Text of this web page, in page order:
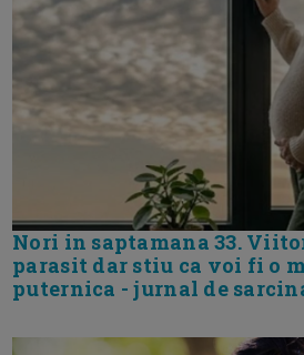
Nori in saptamana 33.
parasit dar stiu ca voi fi o
puternica - jurnal de